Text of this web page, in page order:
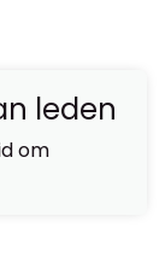
leden
om